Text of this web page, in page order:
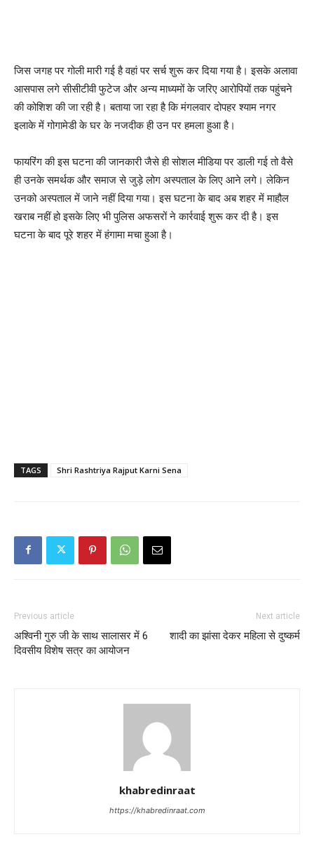
जिस जगह पर गोली मारी गई है वहां पर सर्च शुरू कर दिया गया है। इसके अलावा
आसपास लगे सीसीटीवी फुटेज और अन्य माध्यमों के जरिए आरोपियों तक पहुंचने
की कोशिश की जा रही है। बताया जा रहा है कि मंगलवार दोपहर श्याम नगर
इलाके में गोगामेडी के घर के नजदीक ही उन पर हमला हुआ है।
फायरिंग की इस घटना की जानकारी जैसे ही सोशल मीडिया पर डाली गई तो वैसे
ही उनके समर्थक और समाज से जुड़े लोग अस्पताल के लिए आने लगे। लेकिन
उनको अस्पताल में जाने नहीं दिया गया। इस घटना के बाद अब शहर में माहौल
खराब नहीं हो इसके लिए भी पुलिस अफसरों ने कार्रवाई शुरू कर दी है। इस
घटना के बाद पूरे शहर में हंगामा मचा हुआ है।
TAGS Shri Rashtriya Rajput Karni Sena
Previous article
अश्विनी गुरु जी के साथ सालासर में 6
दिवसीय विशेष सत्र का आयोजन
Next article
शादी का झांसा देकर महिला से दुष्कर्म
khabredinraat
https://khabredinraat.com